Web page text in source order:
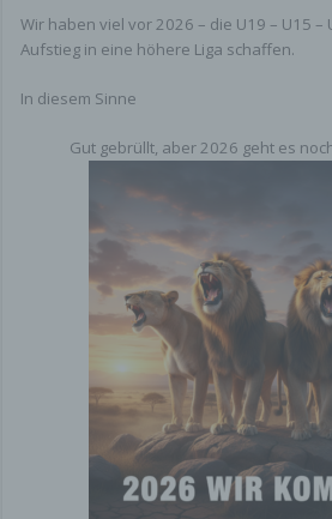
Wir haben viel vor 2026 – die U19 – U15 –
Aufstieg in eine höhere Liga schaffen.
In diesem Sinne
Gut gebrüllt, aber 2026 geht es